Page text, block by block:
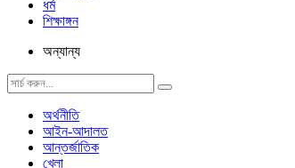
ধর্ম
শিক্ষাঙ্গন
অন্যান্য
অর্থনীতি
আইন-আদালত
আন্তর্জাতিক
খেলা